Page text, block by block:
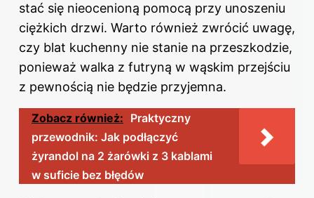
stać się nieocenioną pomocą przy unoszeniu
ciężkich drzwi. Warto również zwrócić uwagę,
czy blat kuchenny nie stanie na przeszkodzie,
ponieważ walka z futryną w wąskim przejściu
z pewnością nie będzie przyjemna.
Zobacz również: Praktyczny
przewodnik: Jak podłączyć
żyrandol na 2 żarówki z 3 kablami
w suficie bez błędów